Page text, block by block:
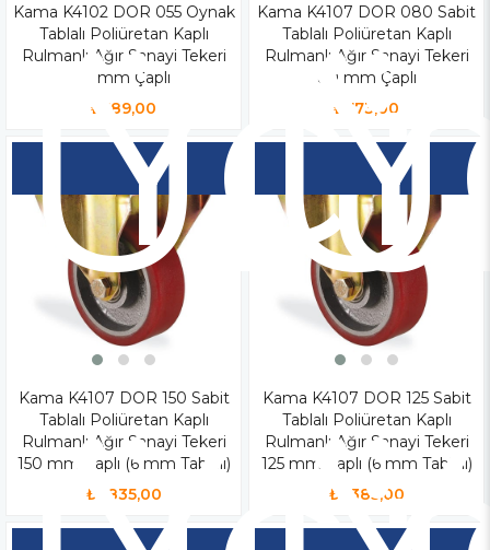
Kama K4102 DOR 055 Oynak
Tablalı Poliüretan Kaplı
Rulmanlı Ağır Sanayi Tekeri
55 mm Çaplı
₺589,00
Kama K4107 DOR 080 Sabit
Tablalı Poliüretan Kaplı
Rulmanlı Ağır Sanayi Tekeri
80 mm Çaplı
₺773,00
Kama K4107 DOR 150 Sabit
Tablalı Poliüretan Kaplı
Rulmanlı Ağır Sanayi Tekeri
150 mm Çaplı (6 mm Tablalı)
₺1.835,00
Kama K4107 DOR 125 Sabit
Tablalı Poliüretan Kaplı
Rulmanlı Ağır Sanayi Tekeri
125 mm Çaplı (6 mm Tablalı)
₺1.385,00